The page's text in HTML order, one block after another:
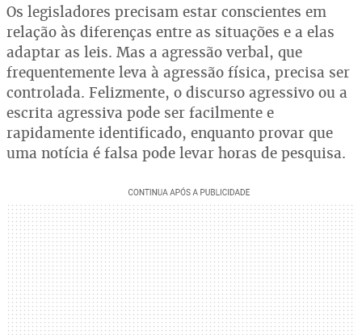
Os legisladores precisam estar conscientes em
relação às diferenças entre as situações e a elas
adaptar as leis. Mas a agressão verbal, que
frequentemente leva à agressão física, precisa ser
controlada. Felizmente, o discurso agressivo ou a
escrita agressiva pode ser facilmente e
rapidamente identificado, enquanto provar que
uma notícia é falsa pode levar horas de pesquisa.